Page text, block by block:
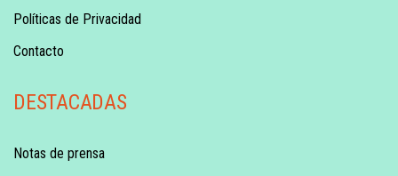
Políticas de Privacidad
Contacto
DESTACADAS
Notas de prensa